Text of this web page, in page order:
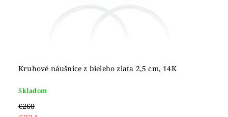
Kruhové náušnice z bieleho zlata 2,5 cm, 14K
Skladom
€260